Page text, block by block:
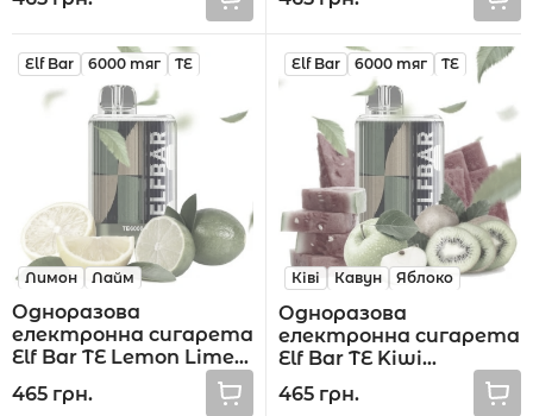
Elf Bar 6000 тяг TE
Лимон Лайм
Одноразова
електронна сигарета
Elf Bar TE Lemon Lime
465 грн.
Elf Bar 6000 тяг TE
Ківі Кавун Яблоко
Одноразова
електронна сигарета
Elf Bar TE Kiwi
Watermelon Green
Apple 6000 тяг
465 грн.